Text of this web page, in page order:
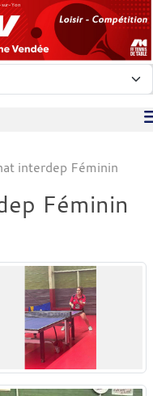
sur-Yon
interdep Féminin
Féminin